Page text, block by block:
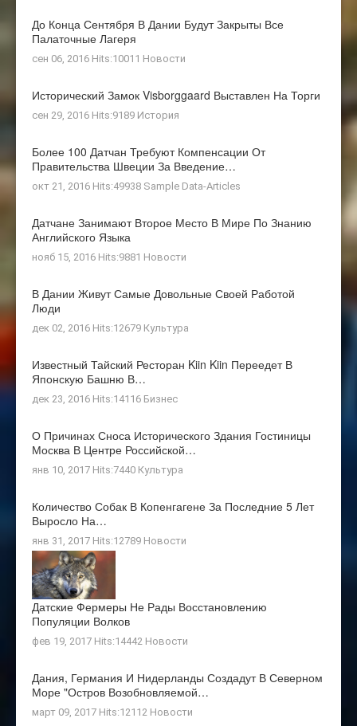
До Конца Сентября В Дании Будут Закрыты Все
Палаточные Лагеря
сен 06, 2016 Hits:10011 Новости
Исторический Замок Visborggaard Выставлен На Торги
сен 29, 2016 Hits:9189 История
Более 100 Датчан Требуют Компенсации От
Правительства Швеции За Введение…
окт 21, 2016 Hits:49938 Sample Data-Articles
Датчане Занимают Второе Место В Мире По Знанию
Английского Языка
нояб 15, 2016 Hits:9881 Новости
В Дании Живут Самые Довольные Своей Работой
Люди
дек 02, 2016 Hits:12679 Культура
Известный Тайский Ресторан Kiin Kiin Переедет В
Японскую Башню В…
дек 23, 2016 Hits:14116 Бизнес
О Причинах Сноса Исторического Здания Гостиницы
Москва В Центре Российской…
янв 10, 2017 Hits:7440 Культура
Количество Собак В Копенгагене За Последние 5 Лет
Выросло На…
янв 31, 2017 Hits:12789 Новости
Датские Фермеры Не Рады Восстановлению
Популяции Волков
фев 19, 2017 Hits:14442 Новости
Дания, Германия И Нидерланды Создадут В Северном
Море "остров Возобновляемой…
март 09, 2017 Hits:12112 Новости